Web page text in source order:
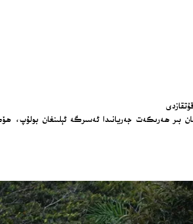
بىر ھەرىكەت جەريانىدا ئەسىرگە ئېلىنغان بولۇپ،